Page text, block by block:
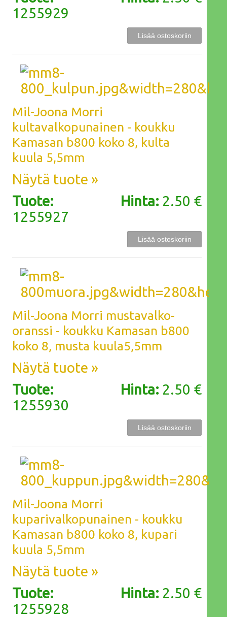
1255929
Mil-Joona Morri
kultavalkopunainen - koukku
Kamasan b800 koko 8, kulta
kuula 5,5mm
Näytä tuote »
Tuote:
1255927
Hinta: 2.50 €
Mil-Joona Morri mustavalko-
oranssi - koukku Kamasan b800
koko 8, musta kuula5,5mm
Näytä tuote »
Tuote:
1255930
Hinta: 2.50 €
Mil-Joona Morri
kuparivalkopunainen - koukku
Kamasan b800 koko 8, kupari
kuula 5,5mm
Näytä tuote »
Tuote:
1255928
Hinta: 2.50 €